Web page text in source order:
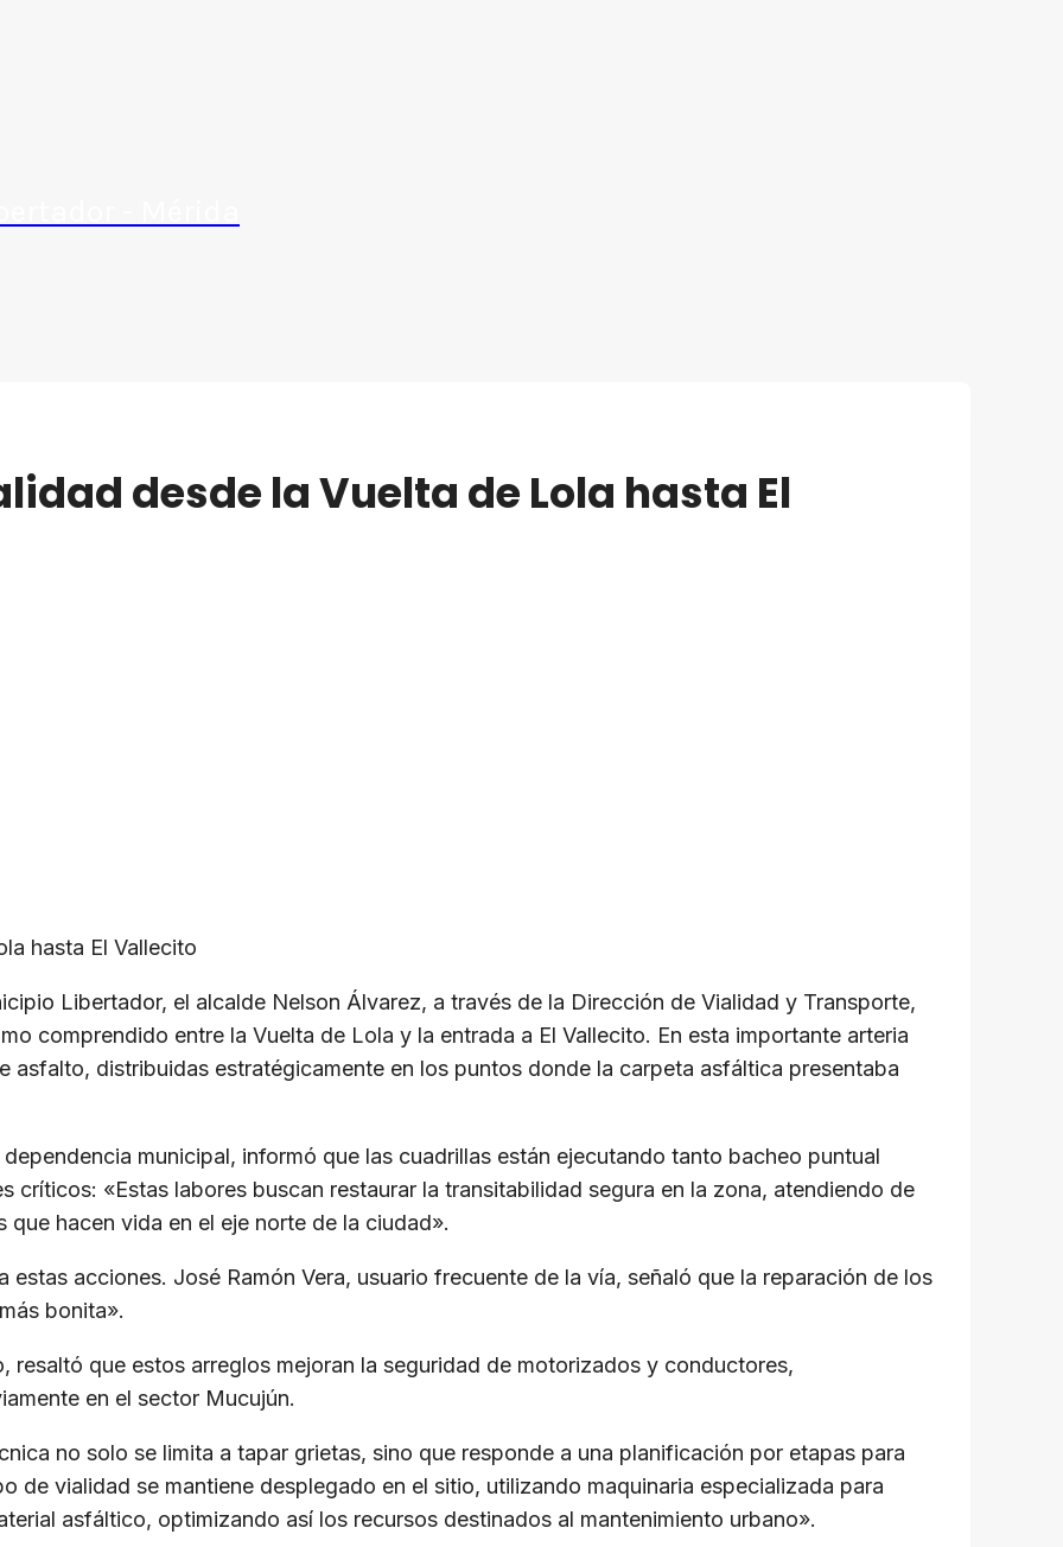
desde la Vuelta de Lola hasta El
hasta El Vallecito
Libertador, el alcalde Nelson Álvarez, a través de la Dirección de Vialidad y Transporte,
comprendido entre la Vuelta de Lola y la entrada a El Vallecito. En esta importante arteria
asfalto, distribuidas estratégicamente en los puntos donde la carpeta asfáltica presentaba
municipal, informó que las cuadrillas están ejecutando tanto bacheo puntual
«Estas labores buscan restaurar la transitabilidad segura en la zona, atendiendo de
hacen vida en el eje norte de la ciudad».
acciones. José Ramón Vera, usuario frecuente de la vía, señaló que la reparación de los
bonita».
resaltó que estos arreglos mejoran la seguridad de motorizados y conductores,
en el sector Mucujún.
no solo se limita a tapar grietas, sino que responde a una planificación por etapas para
de vialidad se mantiene desplegado en el sitio, utilizando maquinaria especializada para
asfáltico, optimizando así los recursos destinados al mantenimiento urbano».